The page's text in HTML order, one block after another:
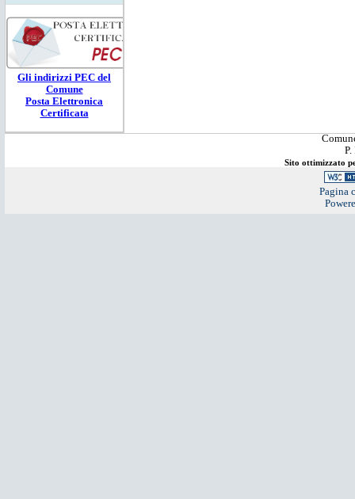
Gli indirizzi PEC del
Comune
Posta Elettronica
Certificata
Sito ottimizzato
Pagina